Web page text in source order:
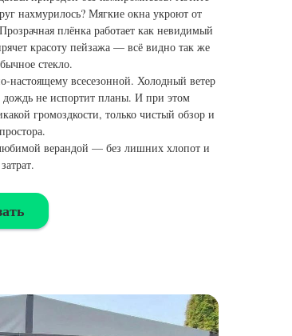
нахмурилось? Мягкие окна укроют от
плёнка работает как невидимый
красоту пейзажа — всё видно так же
стекло.
настоящему всесезонной. Холодный ветер
дождь не испортит планы. И при этом
громоздкости, только чистый обзор и
верандой — без лишних хлопот и